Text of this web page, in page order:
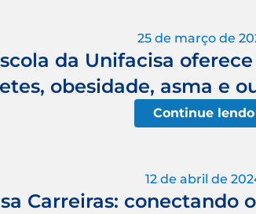
25 de março de
da Unifacisa
obesidade, asma e
Continue lendo
12 de abril de
Carreiras: conectando